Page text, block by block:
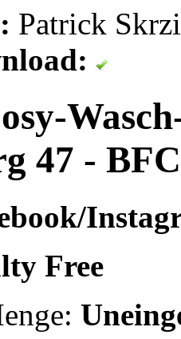
Patrick
47 -
Free